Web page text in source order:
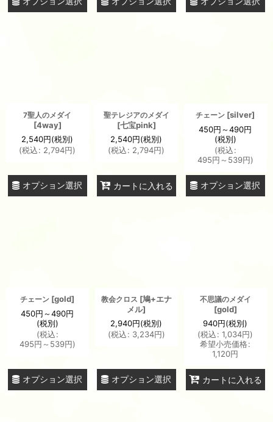
7聖人のメダイ
[4way]
2,540円(税別)
(税込: 2,794円)
オプション選択
聖テレジアのメダイ
[七宝pink]
2,540円(税別)
(税込: 2,794円)
カートに入れる
チェーン [silver]
450円～490円
(税別)
(税込:
495円 ～539円)
オプション選択
チェーン [gold]
450円～490円
(税別)
(税込:
495円 ～539円)
オプション選択
教会クロス [鳩+エナ
メル]
2,940円(税別)
(税込: 3,234円)
オプション選択
不思議のメダイ
[gold]
940円(税別)
(税込: 1,034円)
希望小売価格:
1,120円
カートに入れる